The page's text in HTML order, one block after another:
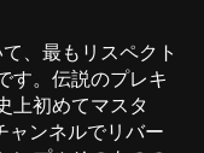
、最もリスペクト
す。伝説のプレキ
上初めてマスタ
ャンネルでリバー